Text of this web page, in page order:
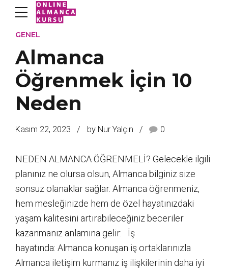
GENEL
Almanca
Öğrenmek İçin 10
Neden
Kasım 22, 2023 by Nur Yalçın 0
NEDEN ALMANCA ÖĞRENMELİ? Gelecekle ilgili
planınız ne olursa olsun, Almanca bilginiz size
sonsuz olanaklar sağlar. Almanca öğrenmeniz,
hem mesleğinizde hem de özel hayatınızdaki
yaşam kalitesini artırabileceğiniz beceriler
kazanmanız anlamına gelir: İş
hayatında: Almanca konuşan iş ortaklarınızla
Almanca iletişim kurmanız iş ilişkilerinin daha iyi